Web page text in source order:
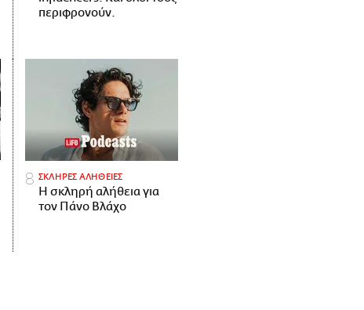
περιφρονούν.
ΣΚΛΗΡΕΣ ΑΛΗΘΕΙΕΣ
H σκληρή αλήθεια για
τον Πάνο Βλάχο